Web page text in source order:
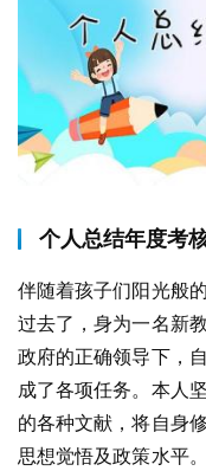
个人总结年度考
伴随着孩子们阳光般
过去了，身为一名新
政府的正确领导下，
成了各项任务。本人
的各种文献，将自身
思想觉悟及政策水平